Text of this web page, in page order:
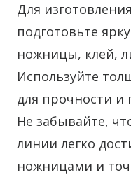
Для
подготовьте
ножницы, клей,
Используйте
для прочности и
Не забывайте,
линии легко
ножницами и